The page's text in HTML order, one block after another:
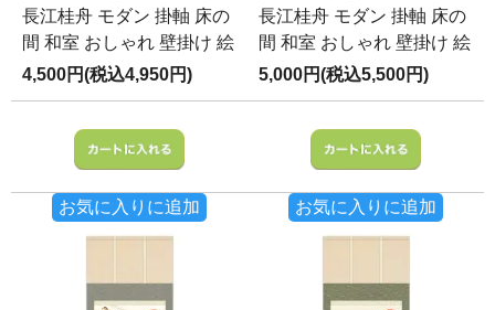
長江桂舟 モダン 掛軸 床の
間 和室 おしゃれ 壁掛け 絵
4,500円(税込4,950円)
お気に入りに追加
長江桂舟 モダン 掛軸 床の
間 和室 おしゃれ 壁掛け 絵
5,000円(税込5,500円)
お気に入りに追加